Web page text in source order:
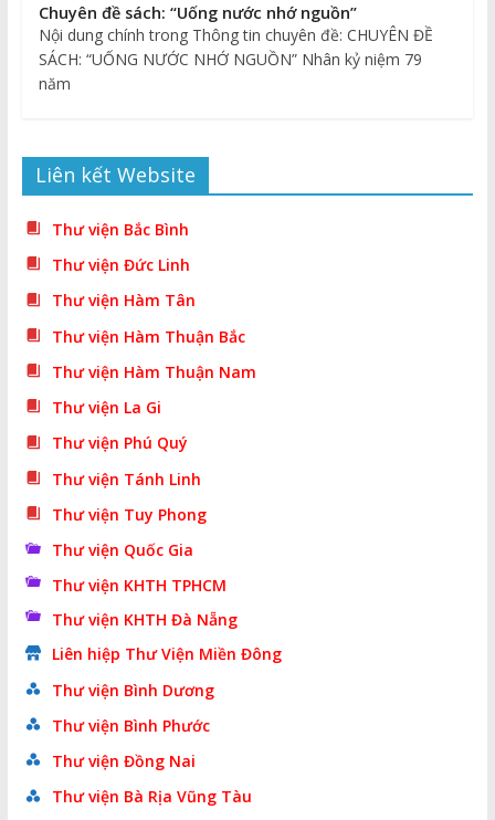
Chuyên đề sách: “Uống nước nhớ nguồn”
Nội dung chính trong Thông tin chuyên đề: CHUYÊN ĐỀ
SÁCH: “UỐNG NƯỚC NHỚ NGUỒN” Nhân kỷ niệm 79
năm
Liên kết Website
Thư viện Bắc Bình
Thư viện Đức Linh
Thư viện Hàm Tân
Thư viện Hàm Thuận Bắc
Thư viện Hàm Thuận Nam
Thư viện La Gi
Thư viện Phú Quý
Thư viện Tánh Linh
Thư viện Tuy Phong
Thư viện Quốc Gia
Thư viện KHTH TPHCM
Thư viện KHTH Đà Nẵng
Liên hiệp Thư Viện Miền Đông
Thư viện Bình Dương
Thư viện Bình Phước
Thư viện Đồng Nai
Thư viện Bà Rịa Vũng Tàu